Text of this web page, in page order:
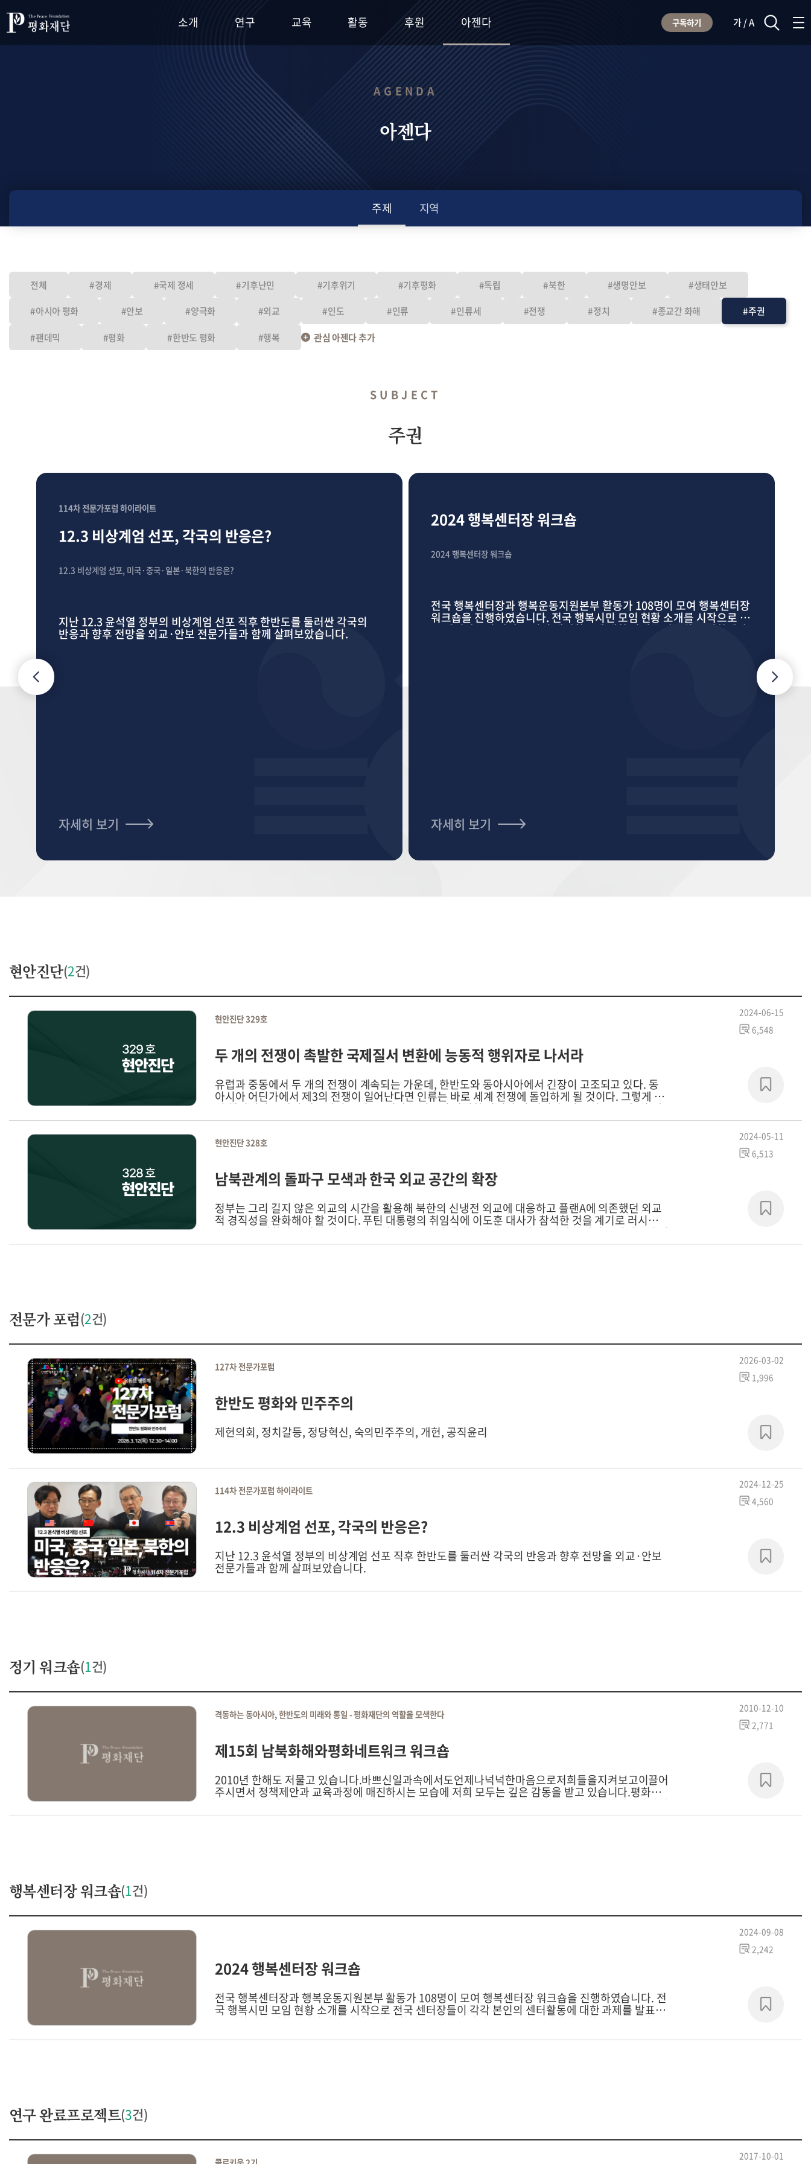
소개 연구 교육 활동 후원 아젠다 구독하기 가 / A
AGENDA
아젠다
주제 지역
전체 #경제 #국제 정세 #기후난민 #기후위기 #기후평화 #독립 #북한 #생명안보
#생태안보
#아시아 평화
#안보 #양극화 #외교 #인도 #인류 #인류세 #전쟁 #정치 #종교간 화해
#주권
#팬데믹
#평화 #한반도 평화 #행복 관심 아젠다 추가
SUBJECT
주권
114차 전문가포럼 하이라이트
12.3 비상계엄 선포, 각국의 반응은?
12.3 비상계엄 선포, 미국·중국·일본·북한의 반응은?
지난 12.3 윤석열 정부의 비상계엄 선포 직후 한반도를 둘러싼 각국의
반응과 향후 전망을 외교·안보 전문가들과 함께 살펴보았습니다.
자세히 보기
2024 행복센터장 워크숍
2024 행복센터장 워크숍
전국 행복센터장과 행복운동지원본부 활동가 108명이 모여 행복센터장
워크숍을 진행하였습니다. 전국 행복시민 모임 현황 소개를 시작으로 전
국 센터장들이 각각 본인의 센터활동에 대한 과제를 발표하고 평화재단
자세히 보기
현안진단(2건)
현안진단 329호
두 개의 전쟁이 촉발한 국제질서 변환에 능동적 행위자로 나서라
유럽과 중동에서 두 개의 전쟁이 계속되는 가운데, 한반도와 동아시아에서 긴장이 고조되고 있다. 동
아시아 어딘가에서 제3의 전쟁이 일어난다면 인류는 바로 세계 전쟁에 돌입하게 될 것이다. 그렇게 되
면 핵전쟁이 수반될 가능성이 크며, 그 결과는 지구의 완전한 파괴가 될 것이다. 지금 인류는 제3차 세
계대전으로부터 불과 ‘몇 센티미터’ 앞에 서 있다. 아슬아슬한 상황에서도 전쟁을 끝내지 못하고, 오히
2024-06-15
6,548
현안진단 328호
남북관계의 돌파구 모색과 한국 외교 공간의 확장
정부는 그리 길지 않은 외교의 시간을 활용해 북한의 신냉전 외교에 대응하고 플랜A에 의존했던 외교
적 경직성을 완화해야 할 것이다. 푸틴 대통령의 취임식에 이도훈 대사가 참석한 것을 계기로 러시아와
도 소통을 강화하고 상호 레드라인을 넘지 않도록 관리하는 것이 중요하다. 김정은 정권은 반민족적 인
식을 거두고 시대착오적인 신냉전외교에서 벗어나 진정한 위민이천의 길을 선택해야 할 것이다. 남북
2024-05-11
6,513
전문가 포럼(2건)
127차 전문가포럼
한반도 평화와 민주주의
제헌의회, 정치갈등, 정당혁신, 숙의민주주의, 개헌, 공직윤리
2026-03-02
1,996
114차 전문가포럼 하이라이트
12.3 비상계엄 선포, 각국의 반응은?
지난 12.3 윤석열 정부의 비상계엄 선포 직후 한반도를 둘러싼 각국의 반응과 향후 전망을 외교·안보
전문가들과 함께 살펴보았습니다.
2024-12-25
4,560
정기 워크숍(1건)
격동하는 동아시아, 한반도의 미래와 통일 - 평화재단의 역할을 모색한다
제15회 남북화해와평화네트워크 워크숍
2010년 한해도 저물고 있습니다.바쁘신일과속에서도언제나넉넉한마음으로저희들을지켜보고이끌어
주시면서 정책제안과 교육과정에 매진하시는 모습에 저희 모두는 깊은 감동을 받고 있습니다.평화재
단은 올해를 마무리하면서 지도위원, 이사, 감사, 평화연구원 연구위원, 평화교육원 평화리더십아카데
미 임원들을 모시고 워크숍을 진행합니다. 이번 워크숍에서는 명확한 현실인식과 정세분석을 바탕으
2010-12-10
2,771
행복센터장 워크숍(1건)
2024 행복센터장 워크숍
전국 행복센터장과 행복운동지원본부 활동가 108명이 모여 행복센터장 워크숍을 진행하였습니다. 전
국 행복시민 모임 현황 소개를 시작으로 전국 센터장들이 각각 본인의 센터활동에 대한 과제를 발표하
2024-09-08
2,242
연구 완료프로젝트(3건)
2017-10-01